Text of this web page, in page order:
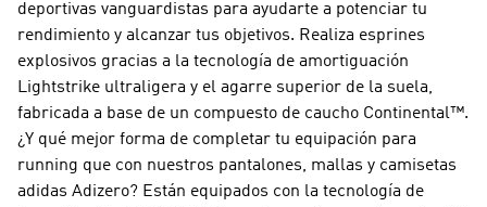
deportivas vanguardistas para ayudarte a potenciar tu
rendimiento y alcanzar tus objetivos. Realiza esprines
explosivos gracias a la tecnología de amortiguación
Lightstrike ultraligera y el agarre superior de la suela,
fabricada a base de un compuesto de caucho Continental™.
¿Y qué mejor forma de completar tu equipación para
running que con nuestros pantalones, mallas y camisetas
adidas Adizero? Están equipados con la tecnología de